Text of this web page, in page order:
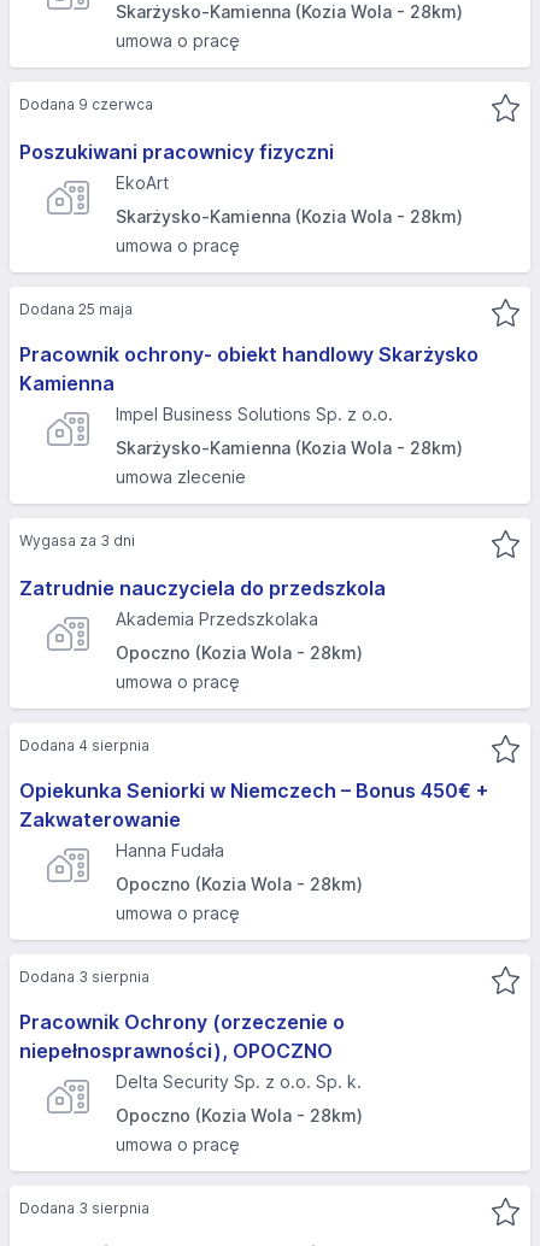
Skarżysko-Kamienna (Kozia Wola - 28km)
umowa o pracę
Poszukiwani pracownicy fizyczni
EkoArt
Skarżysko-Kamienna (Kozia Wola - 28km)
umowa o pracę
Dodana 9 czerwca
Pracownik ochrony- obiekt handlowy Skarżysko
Kamienna
Impel Business Solutions Sp. z o.o.
Skarżysko-Kamienna (Kozia Wola - 28km)
umowa zlecenie
Dodana 25 maja
Zatrudnie nauczyciela do przedszkola
Akademia Przedszkolaka
Opoczno (Kozia Wola - 28km)
umowa o pracę
Wygasa za 3 dni
Opiekunka Seniorki w Niemczech – Bonus 450€ +
Zakwaterowanie
Hanna Fudała
Opoczno (Kozia Wola - 28km)
umowa o pracę
Dodana 4 sierpnia
Pracownik Ochrony (orzeczenie o
niepełnosprawności), OPOCZNО
Delta Security Sp. z o.o. Sp. k.
Opoczno (Kozia Wola - 28km)
umowa o pracę
Dodana 3 sierpnia
Dodana 3 sierpnia